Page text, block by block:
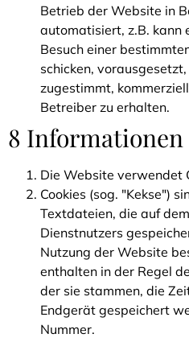
Betrieb der Website in
automatisiert, z.B. kann
Besuch einer
schicken,
zugestimmt,
Betreiber zu erhalten.
8 Informationen
Die Website verwendet
Cookies (sog. "Kekse")
Textdateien, die auf
Dienstnutzers
Nutzung der Website
enthalten in der Regel
der sie stammen, die
Endgerät gespeichert
Nummer.